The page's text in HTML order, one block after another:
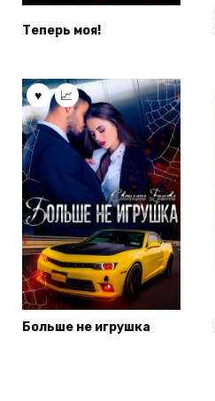
Теперь моя!
Больше не игрушка